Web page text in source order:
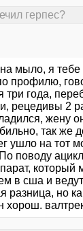
герпес?
мыло, я тебе
профилю,
три года,
рецедивы 2
жену
так же
ушло на тот
поводу
который
в сша и
разница, но
хорош.